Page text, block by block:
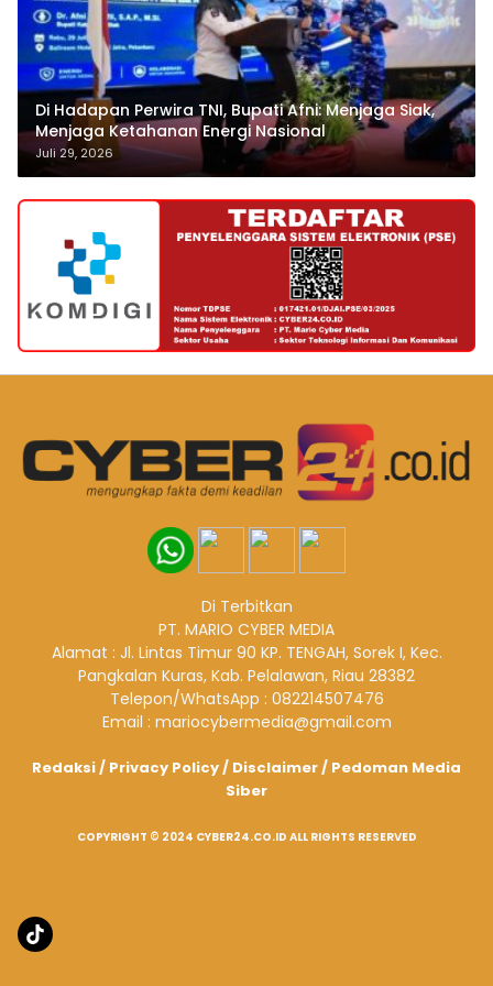
Di Hadapan Perwira TNI, Bupati Afni: Menjaga Siak,
Menjaga Ketahanan Energi Nasional
Juli 29, 2026
Di Terbitkan
PT. MARIO CYBER MEDIA
Alamat : Jl. Lintas Timur 90 KP. TENGAH, Sorek I, Kec.
Pangkalan Kuras, Kab. Pelalawan, Riau 28382
Telepon/WhatsApp : 082214507476
Email : mariocybermedia@gmail.com
Redaksi/ Privacy Policy/ Disclaimer/ Pedoman Media
Siber
COPYRIGHT © 2024 CYBER24.CO.ID ALL RIGHTS RESERVED